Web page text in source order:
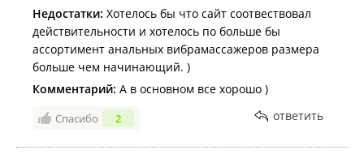
Недостатки: Хотелось бы что сайт соотвествовал
действительности и хотелось по больше бы
ассортимент анальных вибрамассажеров размера
больше чем начинающий. )
Комментарий: А в основном все хорошо )
Спасибо 2 ответить